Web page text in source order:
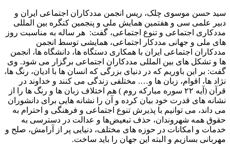
سید حسن موسوی چلک، ریس انجمن مددکاران اجتماعی ایران و
دبیر علمی سی و هفتمین همایش ملی و پنجمین کنگره بین المللی
مددکاری اجتماعی و تنوع اجتماعی، گفت: هر ساله به مناسبت روز
های ملی و جهانی مددکار اجتماعی، همایشی توسط انجمن
مددکاران اجتماعی ایران با همکاری دستگاه ها، دانشگاه ها، انجمن
ها و تشکل های بین المللی مددکاران اجتماعی برگزار می شود. وی
گفت: بر این باوریم که در دنیای بزرگی که انسان ها با ادیان، رنگ ها،
نژاد ها، اقوام، زبان ها و…. مختلفی زندگی می کنند و خداوند در
قرآن (آیه ۲۲ سوره مبارکه روم ) هم اختلاف زبان ها و رنگ ها را از
نشانه های قدرت خود بیان کرده و آن را نشانه هایی برای دانشوران
می داند، می توانیم با پذیرش تنوع اجتماعی و فرهنگی و احترام به
حقوق همه شهروندان‌، حذف تبعیض‌ها و عدالت در دسترسی به
خدمات و امکانات در حوزه های مختلف، دنیایی پر از آرامش، صلح و
مهربانی بسازیم و البته این جهان را باید ساخت.